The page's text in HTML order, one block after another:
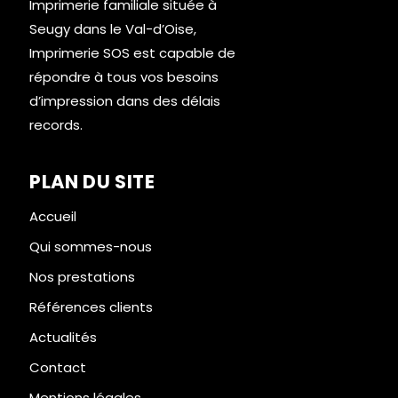
Imprimerie familiale située à
Seugy dans le Val-d’Oise,
Imprimerie SOS est capable de
répondre à tous vos besoins
d’impression dans des délais
records.
PLAN DU SITE
Accueil
Qui sommes-nous
Nos prestations
Références clients
Actualités
Contact